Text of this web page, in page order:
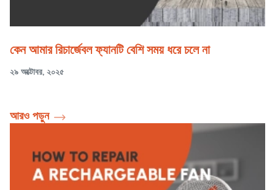
কেন আমার রিচার্জেবল ফ্যানটি বেশি সময় ধরে চলে না
২৯ অক্টোবর, ২০২৫
আরও পড়ুন